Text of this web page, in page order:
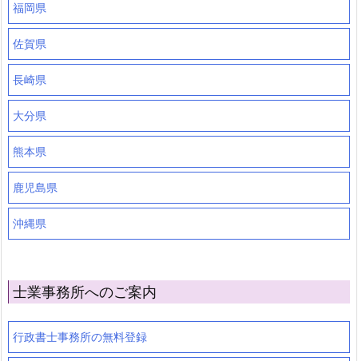
福岡県
佐賀県
長崎県
大分県
熊本県
鹿児島県
沖縄県
士業事務所へのご案内
行政書士事務所の無料登録